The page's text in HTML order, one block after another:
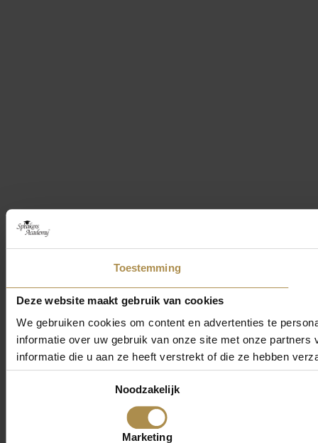
Toestemming
Deze website maakt gebruik van cookies
We gebruiken cookies om content en advertenties te
informatie over uw gebruik van onze site met onze
informatie die u aan ze heeft verstrekt of die ze hebben
Noodzakelijk
Marketing